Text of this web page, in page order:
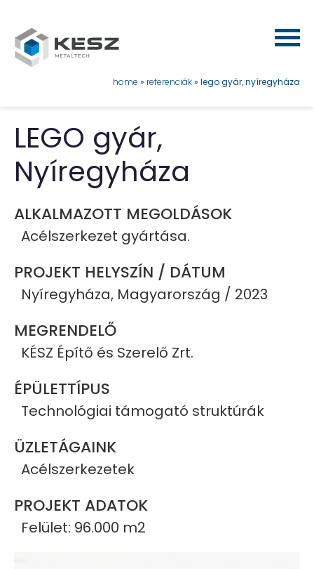
tartalomra
home referenciák lego gyár, nyíregyháza
LEGO gyár,
Nyíregyháza
ALKALMAZOTT MEGOLDÁSOK
Acélszerkezet gyártása.
PROJEKT HELYSZÍN / DÁTUM
Nyíregyháza, Magyarország / 2023
MEGRENDELŐ
KÉSZ Építő és Szerelő Zrt.
ÉPÜLETTÍPUS
Technológiai támogató struktúrák
ÜZLETÁGAINK
Acélszerkezetek
PROJEKT ADATOK
Felület: 96.000 m2